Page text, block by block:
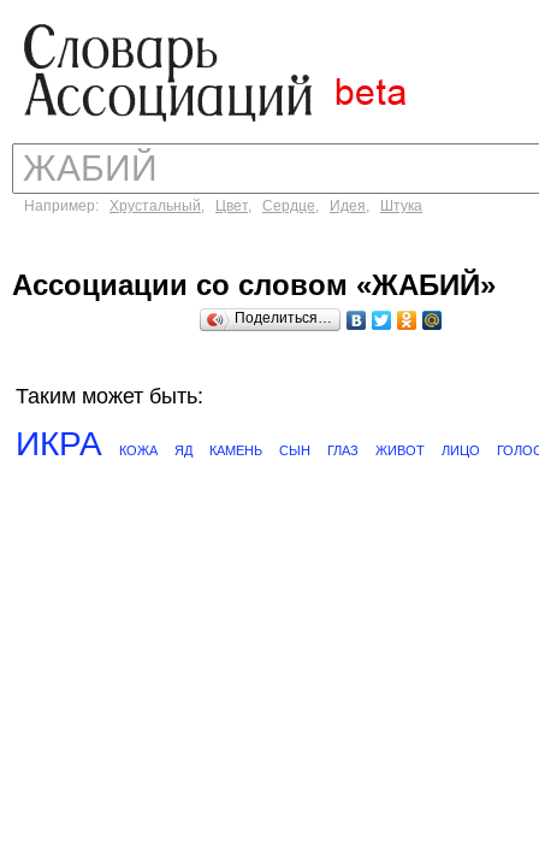
Например: Хрустальный, Цвет, Сердце, Идея, Штука
Ассоциации со словом «ЖАБИЙ»
Поделиться…
Таким может быть:
ИКРА КОЖА ЯД КАМЕНЬ СЫН ГЛАЗ ЖИВОТ ЛИЦО